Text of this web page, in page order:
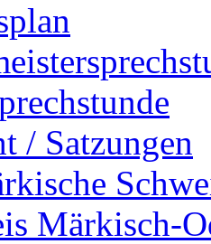
/ Satzungen
Märkisch-